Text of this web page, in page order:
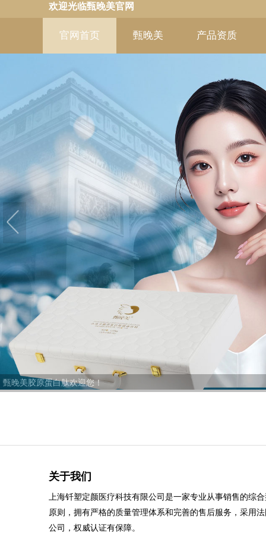
欢迎光临甄晚美官网
官网首页 甄晚美 产品资质
甄晚美胶原蛋白肽欢迎您！
关于我们
上海钎塑定颜医疗科技有限公司是一家专业从事销售的综
原则，拥有严格的质量管理体系和完善的售后服务，采用
公司，权威认证有保障。